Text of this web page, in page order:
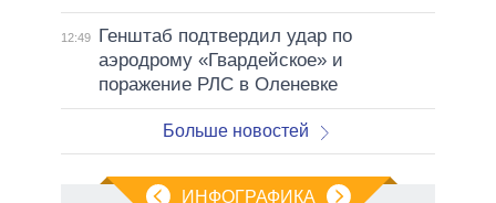
12:49
Генштаб подтвердил удар по
аэродрому «Гвардейское» и
поражение РЛС в Оленевке
Больше новостей
ИНФОГРАФИКА